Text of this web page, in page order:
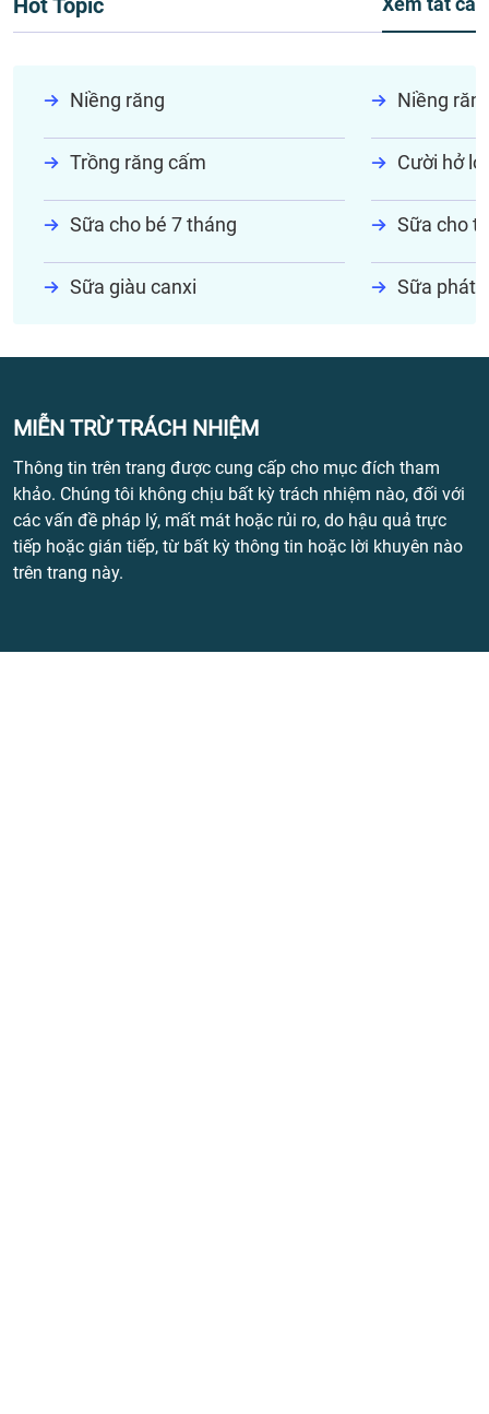
Niềng răng Niềng
Trồng răng cấm Cười hở lợi
Sữa cho bé 7 tháng Sữa cho
Sữa giàu canxi Sữa phát
MIỄN TRỪ TRÁCH NHIỆM
Thông tin trên trang được cung cấp cho mục đích tham
khảo. Chúng tôi không chịu bất kỳ trách nhiệm nào, đối với
các vấn đề pháp lý, mất mát hoặc rủi ro, do hậu quả trực
tiếp hoặc gián tiếp, từ bất kỳ thông tin hoặc lời khuyên nào
trên trang này.